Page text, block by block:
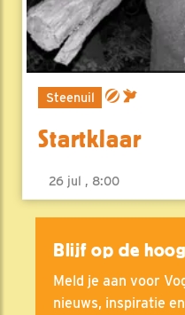
Steenuil
Startklaar
26 jul , 8:00
Blijf op de
Meld je aan voor
nieuws, inspiratie